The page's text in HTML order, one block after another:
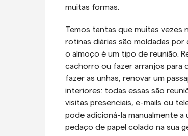
muitas formas.
Temos tantas que muitas vezes
rotinas diárias são moldadas por
o almoço é um tipo de reunião.
cachorro ou fazer arranjos para
fazer as unhas, renovar um
interiores: todas essas são
visitas presenciais, e-mails ou
pode adicioná-la manualmente a
pedaço de papel colado na sua